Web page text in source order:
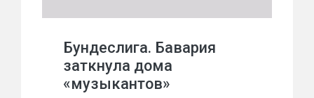
Бундеслига. Бавария
заткнула дома
«музыкантов»